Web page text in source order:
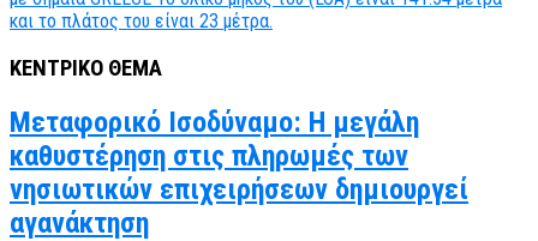
ΚΕΝΤΡΙΚΟ ΘΕΜΑ
Μεταφορικό Ισοδύναμο: Η μεγάλη
καθυστέρηση στις πληρωμές των
νησιωτικών επιχειρήσεων δημιουργεί
αγανάκτηση